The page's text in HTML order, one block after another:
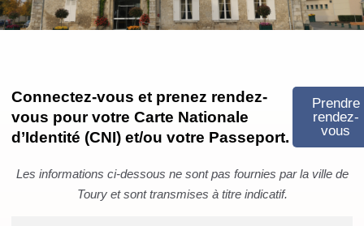
Connectez-vous et prenez rendez-
vous pour votre Carte Nationale
d’Identité (CNI) et/ou votre Passeport.
Prendre
rendez-
vous
Les informations ci-dessous ne sont pas fournies par la ville de
Toury et sont transmises à titre indicatif.